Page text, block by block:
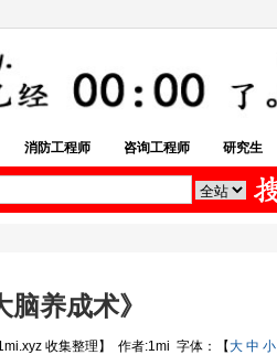
消防工程师 咨询工程师 研究生
脑养成术》
收集整理】 作者:1mi 字体：【大 中 小